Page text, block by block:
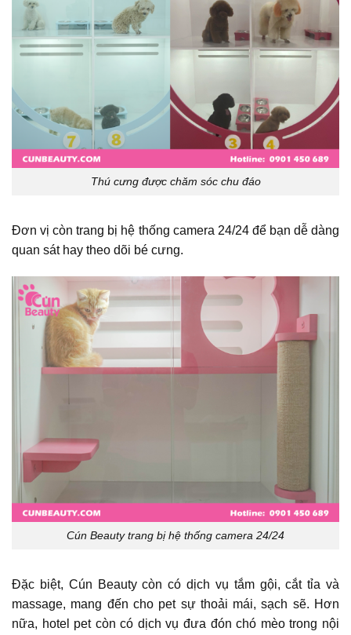
Thú cưng được chăm sóc chu đáo
Đơn vị còn trang bị hệ thống camera 24/24 để bạn dễ dàng
quan sát hay theo dõi bé cưng.
Cún Beauty trang bị hệ thống camera 24/24
Đặc biệt, Cún Beauty còn có dịch vụ tắm gội, cắt tỉa và
massage, mang đến cho pet sự thoải mái, sạch sẽ. Hơn
nữa, hotel pet còn có dịch vụ đưa đón chó mèo trong nội